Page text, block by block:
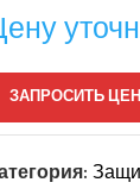
ЗАПРОСИТЬ